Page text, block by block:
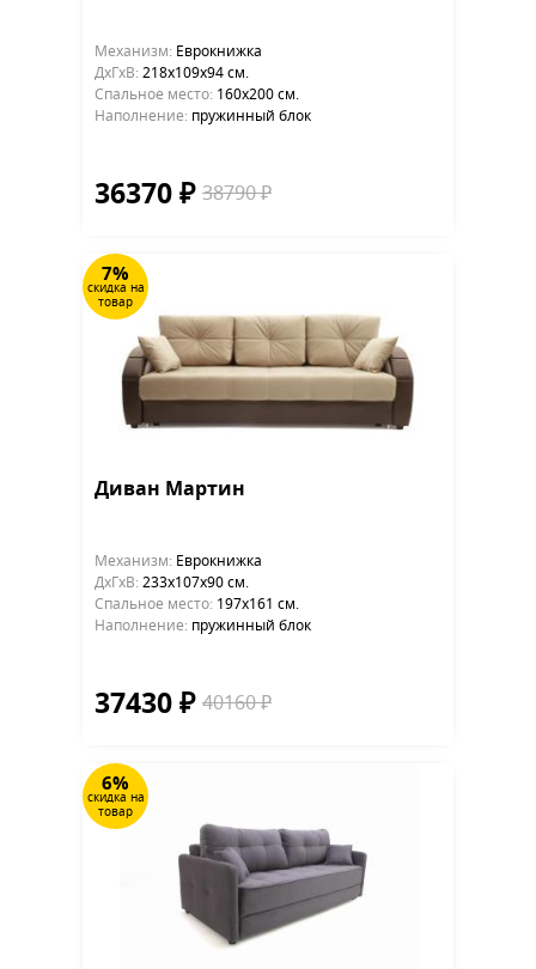
Механизм: Еврокнижка
ДхГхВ: 218х109x94 см.
Cпальное место: 160х200 см.
Наполнение: пружинный блок
36370 ₽ 38790 ₽
7%
скидка на
товар
Диван Мартин
Механизм: Еврокнижка
ДхГхВ: 233х107x90 см.
Cпальное место: 197х161 см.
Наполнение: пружинный блок
37430 ₽ 40160 ₽
6%
скидка на
товар